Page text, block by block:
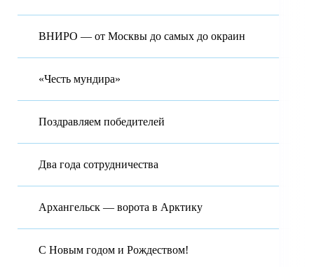
ВНИРО — от Москвы до самых до окраин
«Честь мундира»
Поздравляем победителей
Два года сотрудничества
Архангельск — ворота в Арктику
С Новым годом и Рождеством!